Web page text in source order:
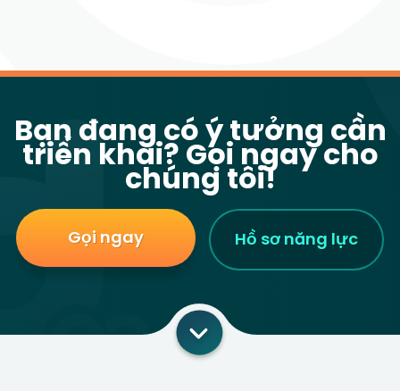
Bạn đang có ý tưởng cần
triển khai? Gọi ngay cho
chúng tôi!
Gọi ngay Hồ sơ năng lực